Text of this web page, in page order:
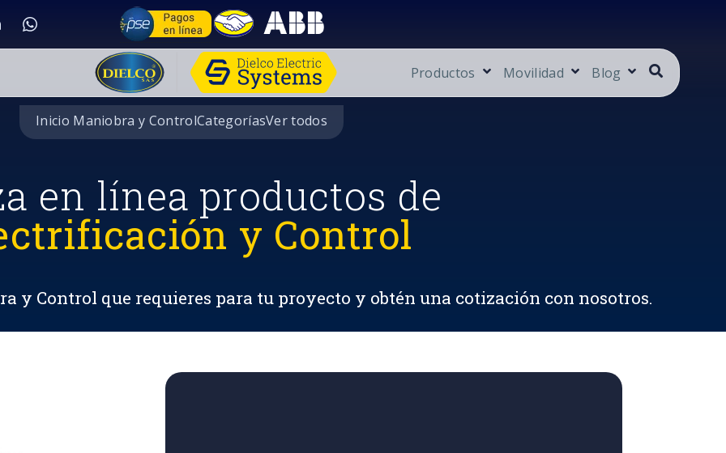
Productos Movilidad Blog
Inicio Maniobra y ControlCategoríasVer todos
en línea productos de
y Control
y Control que requieres para tu proyecto y obtén una cotización con nosotros.